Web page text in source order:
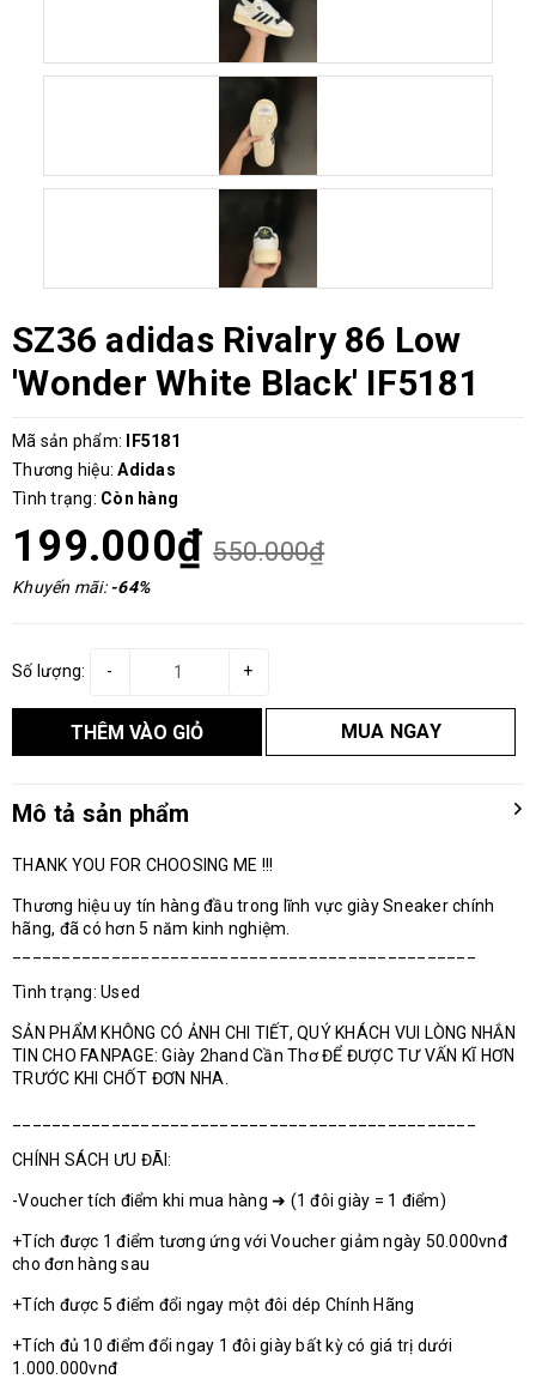
SZ36 adidas Rivalry 86 Low
'Wonder White Black' IF5181
Mã sản phẩm: IF5181
Thương hiệu: Adidas
Tình trạng: Còn hàng
199.000₫ 550.000₫
Khuyến mãi:-64%
Số lượng: +
-
THÊM VÀO GIỎ MUA NGAY
Mô tả sản phẩm
THANK YOU FOR CHOOSING ME !!!
Thương hiệu uy tín hàng đầu trong lĩnh vực giày Sneaker chính
hãng, đã có hơn 5 năm kinh nghiệm.
Tình trạng: Used
SẢN PHẨM KHÔNG CÓ ẢNH CHI TIẾT, QUÝ KHÁCH VUI LÒNG NHẮN
TIN CHO FANPAGE: Giày 2hand Cần Thơ ĐỂ ĐƯỢC TƯ VẤN KĨ HƠN
TRƯỚC KHI CHỐT ĐƠN NHA.
CHÍNH SÁCH ƯU ĐÃI:
-Voucher tích điểm khi mua hàng ➜ (1 đôi giày = 1 điểm)
+Tích được 1 điểm tương ứng với Voucher giảm ngày 50.000vnđ
cho đơn hàng sau
+Tích được 5 điểm đổi ngay một đôi dép Chính Hãng
+Tích đủ 10 điểm đổi ngay 1 đôi giày bất kỳ có giá trị dưới
1.000.000vnđ